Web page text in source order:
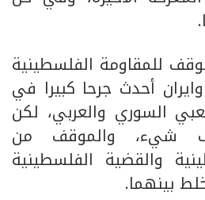
للمقاومة الفلسطينية
أحدث جرحا كبيرا في
السوري والعربي، لكن
شيء، والموقف من
والقضية الفلسطينية
بينهما.